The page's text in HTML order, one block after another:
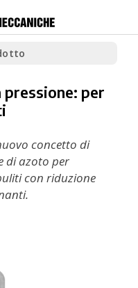
per
concetto di
di azoto per
con riduzione